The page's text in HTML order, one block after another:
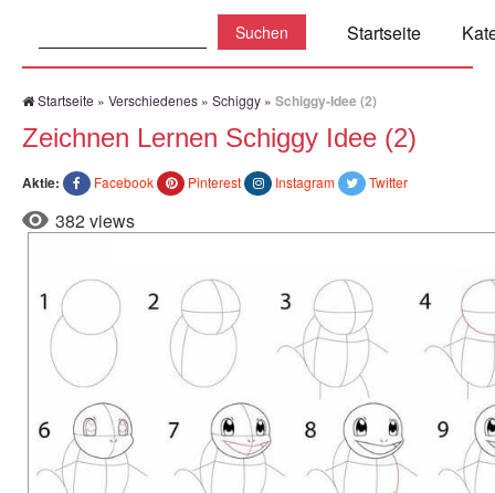
Startseite
Startseite » Verschiedenes » Schiggy » Schiggy-Idee (2)
Zeichnen Lernen Schiggy Idee (2)
Aktie: Facebook Pinterest Instagram Twitter
382 views